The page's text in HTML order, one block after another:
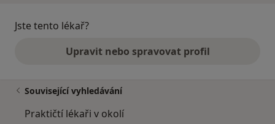
Jste tento lékař?
Upravit nebo spravovat profil
Související vyhledávání
Praktičtí lékaři v okolí